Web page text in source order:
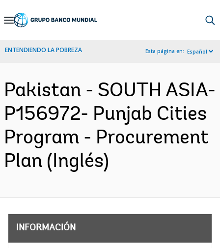
Skip
Navigation
ENTENDIENDO LA POBREZA Esta página en: Español
Pakistan - SOUTH ASIA-
P156972- Punjab Cities
Program - Procurement
Plan (Inglés)
INFORMACIÓN